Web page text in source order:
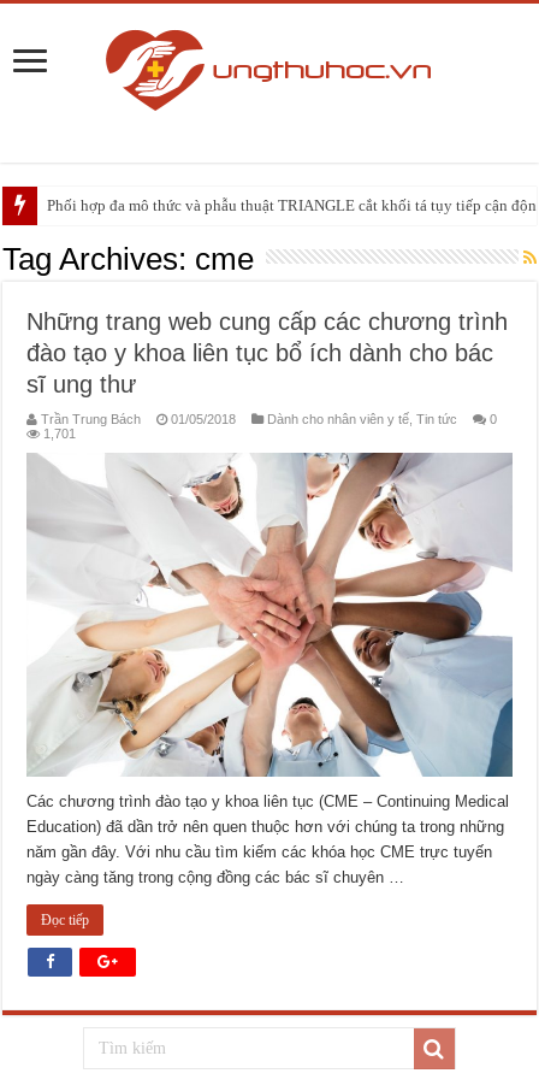
Phối hợp đa mô thức và phẫu thuật TRIANGLE cắt khối tá tụy tiếp cận
PHẪU THUẬT NEUHAUS: GIẢI PHÁP ĐIỀU TRỊ TRIỆT CĂN CHO UNG
Tag Archives: cme
Những trang web cung cấp các chương trình
đào tạo y khoa liên tục bổ ích dành cho bác
sĩ ung thư
Trần Trung Bách 01/05/2018 Dành cho nhân viên y tế ,Tin tức
0
1,701
Các chương trình đào tạo y khoa liên tục (CME – Continuing Medical
Education) đã dần trở nên quen thuộc hơn với chúng ta trong những
năm gần đây. Với nhu cầu tìm kiếm các khóa học CME trực tuyến
ngày càng tăng trong cộng đồng các bác sĩ chuyên …
Đọc tiếp